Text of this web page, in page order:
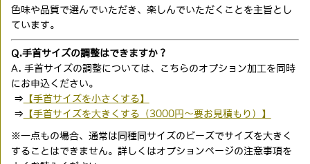
色味や品質で選んでいただき、楽しんでいただくことを主旨とし
ています。
Q.手首サイズの調整はできますか？
A. 手首サイズの調整については、こちらのオプション加工を同時
にお申込ください。
⇒ 【手首サイズを小さくする】
⇒ 【手首サイズを大きくする（3000円〜要お見積もり）】
※一点もの場合、通常は同種同サイズのビーズでサイズを大きく
することはできません。詳しくはオプションページの注意事項を